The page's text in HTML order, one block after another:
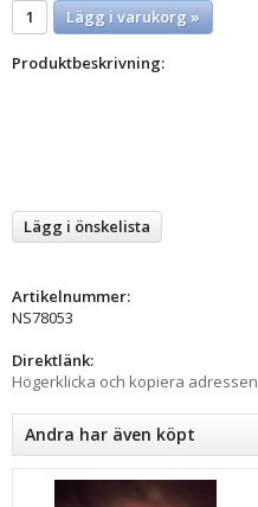
Lägg i varukorg »
Produktbeskrivning:
Lägg i önskelista
Artikelnummer:
NS78053
Direktlänk:
Högerklicka och kopiera adressen
Andra har även köpt